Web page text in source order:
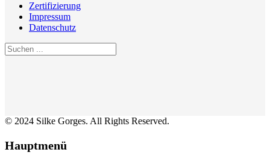
Zertifizierung
Impressum
Datenschutz
© 2024 Silke Gorges. All Rights Reserved.
Hauptmenü